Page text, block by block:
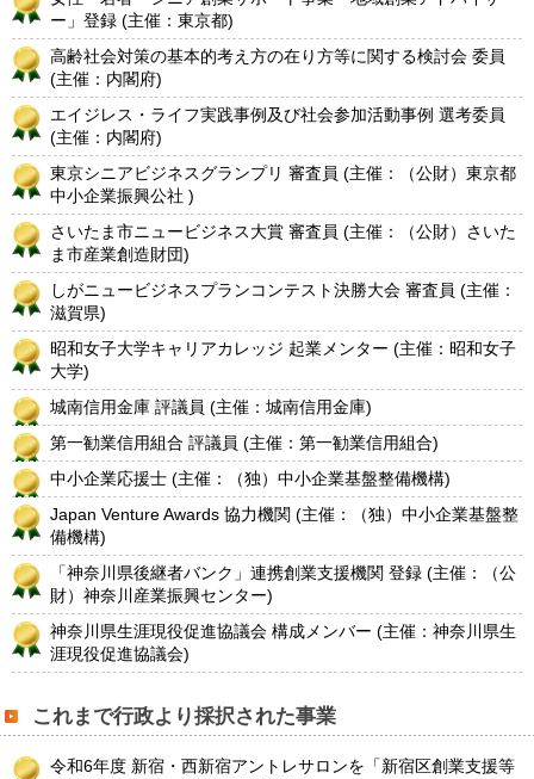
ー」登録 (主催：東京都)
高齢社会対策の基本的考え方の在り方等に関する検討会 委員
(主催：内閣府)
エイジレス・ライフ実践事例及び社会参加活動事例 選考委員
(主催：内閣府)
東京シニアビジネスグランプリ 審査員 (主催：（公財）東京都
中小企業振興公社 )
さいたま市ニュービジネス大賞 審査員 (主催：（公財）さいた
ま市産業創造財団)
しがニュービジネスプランコンテスト決勝大会 審査員 (主催：
滋賀県)
昭和女子大学キャリアカレッジ 起業メンター (主催：昭和女子
大学)
城南信用金庫 評議員 (主催：城南信用金庫)
第一勧業信用組合 評議員 (主催：第一勧業信用組合)
中小企業応援士 (主催：（独）中小企業基盤整備機構)
Japan Venture Awards 協力機関 (主催：（独）中小企業基盤整
備機構)
「神奈川県後継者バンク」連携創業支援機関 登録 (主催：（公
財）神奈川産業振興センター)
神奈川県生涯現役促進協議会 構成メンバー (主催：神奈川県生
涯現役促進協議会)
これまで行政より採択された事業
令和6年度 新宿・西新宿アントレサロンを「新宿区創業支援等